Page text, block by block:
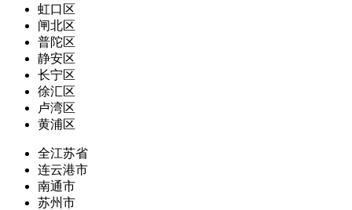
虹口区
闸北区
普陀区
静安区
长宁区
徐汇区
卢湾区
黄浦区
全江苏省
连云港市
南通市
苏州市